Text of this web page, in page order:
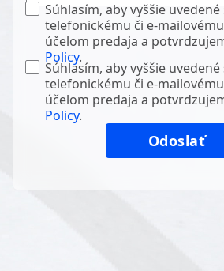
Súhlasím, aby vyššie uvedené
telefonickému či e-
účelom predaja a
Policy.
Súhlasím, aby vyššie uvedené
telefonickému či e-
účelom predaja a
Policy.